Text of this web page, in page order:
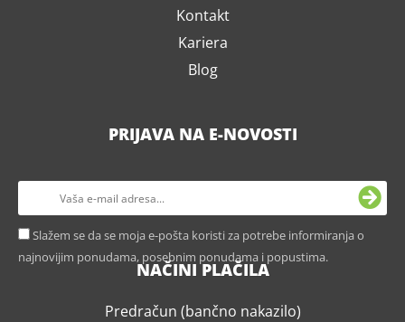
Kontakt
Kariera
Blog
PRIJAVA NA E-NOVOSTI
Slažem se da se moja e-pošta koristi za potrebe informiranja o
najnovijim ponudama, posebnim ponudama i popustima.
NAČINI PLAČILA
Predračun (bančno nakazilo)